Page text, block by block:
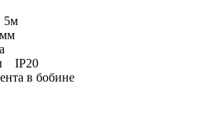
5м
IP20
в бобине